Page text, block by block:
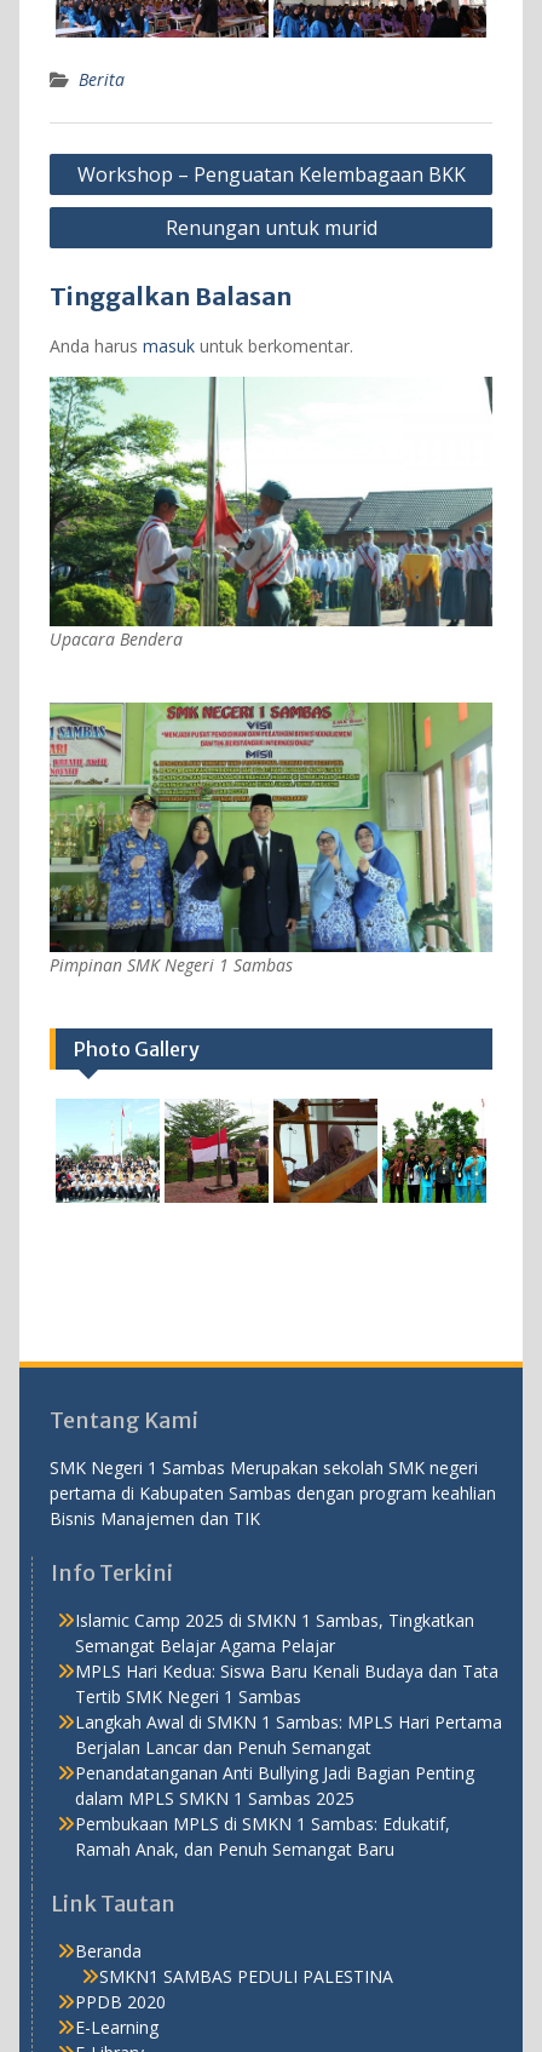
Berita
Navigasi
pos
Workshop – Penguatan Kelembagaan BKK
Renungan untuk murid
Tinggalkan Balasan
Anda harus masukuntuk berkomentar.
Upacara Bendera
Pimpinan SMK Negeri 1 Sambas
Photo Gallery
Tentang Kami
SMK Negeri 1 Sambas Merupakan sekolah SMK negeri
pertama di Kabupaten Sambas dengan program keahlian
Bisnis Manajemen dan TIK
Info Terkini
Islamic Camp 2025 di SMKN 1 Sambas, Tingkatkan
Semangat Belajar Agama Pelajar
MPLS Hari Kedua: Siswa Baru Kenali Budaya dan Tata
Tertib SMK Negeri 1 Sambas
Langkah Awal di SMKN 1 Sambas: MPLS Hari Pertama
Berjalan Lancar dan Penuh Semangat
Penandatanganan Anti Bullying Jadi Bagian Penting
dalam MPLS SMKN 1 Sambas 2025
Pembukaan MPLS di SMKN 1 Sambas: Edukatif,
Ramah Anak, dan Penuh Semangat Baru
Link Tautan
Beranda
SMKN1 SAMBAS PEDULI PALESTINA
PPDB 2020
E-Learning